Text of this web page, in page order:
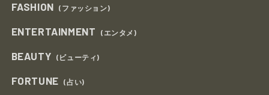
FASHION (ファッション)
ENTERTAINMENT (エンタメ)
BEAUTY (ビューティ)
FORTUNE (占い)